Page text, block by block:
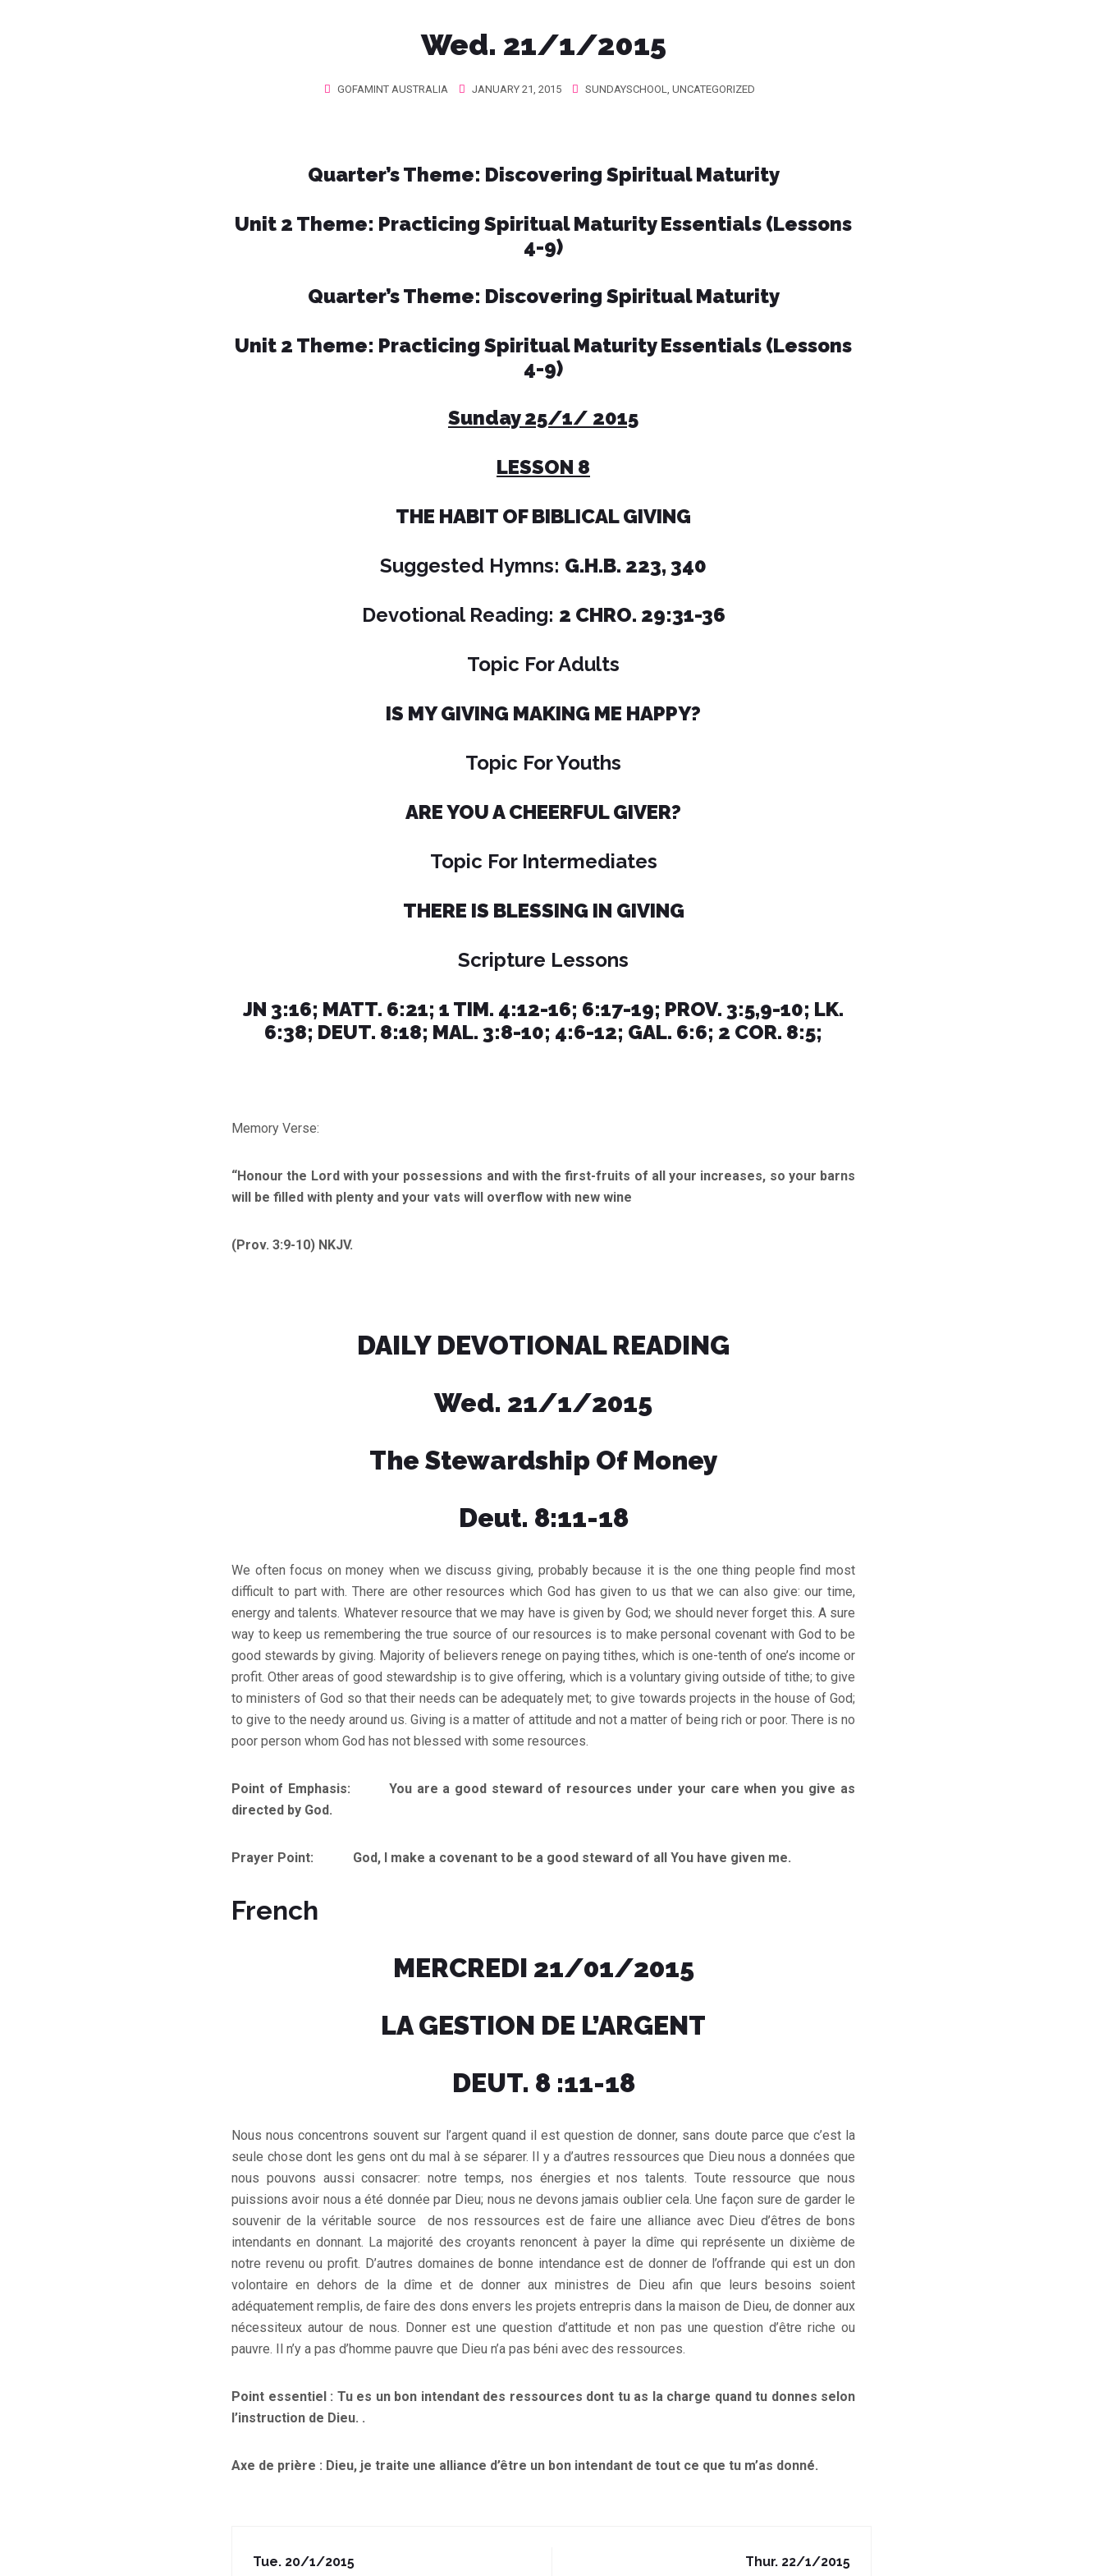
Wed. 21/1/2015
GOFAMINT AUSTRALIA JANUARY 21, 2015 SUNDAYSCHOOL, UNCATEGORIZED
Quarter’s Theme: Discovering Spiritual Maturity
Unit 2 Theme: Practicing Spiritual Maturity Essentials (Lessons
4-9)
Quarter’s Theme: Discovering Spiritual Maturity
Unit 2 Theme: Practicing Spiritual Maturity Essentials (Lessons
4-9)
Sunday 25/1/ 2015
LESSON 8
THE HABIT OF BIBLICAL GIVING
Suggested Hymns: G.H.B. 223, 340
Devotional Reading: 2 CHRO. 29:31-36
Topic For Adults
IS MY GIVING MAKING ME HAPPY?
Topic For Youths
ARE YOU A CHEERFUL GIVER?
Topic For Intermediates
THERE IS BLESSING IN GIVING
Scripture Lessons
JN 3:16; MATT. 6:21; 1 TIM. 4:12-16; 6:17-19; PROV. 3:5,9-10; LK.
6:38; DEUT. 8:18; MAL. 3:8-10; 4:6-12; GAL. 6:6; 2 COR. 8:5;
Memory Verse:
“Honour the Lord with your possessions and with the first-fruits of all your increases, so your barns
will be filled with plenty and your vats will overflow with new wine
(Prov. 3:9-10) NKJV.
DAILY DEVOTIONAL READING
Wed. 21/1/2015
The Stewardship Of Money
Deut. 8:11-18
We often focus on money when we discuss giving, probably because it is the one thing people find most
difficult to part with. There are other resources which God has given to us that we can also give: our time,
energy and talents. Whatever resource that we may have is given by God; we should never forget this. A sure
way to keep us remembering the true source of our resources is to make personal covenant with God to be
good stewards by giving. Majority of believers renege on paying tithes, which is one-tenth of one’s income or
profit. Other areas of good stewardship is to give offering, which is a voluntary giving outside of tithe; to give
to ministers of God so that their needs can be adequately met; to give towards projects in the house of God;
to give to the needy around us. Giving is a matter of attitude and not a matter of being rich or poor. There is no
poor person whom God has not blessed with some resources.
Point of Emphasis: You are a good steward of resources under your care when you give as
directed by God.
Prayer Point: God, I make a covenant to be a good steward of all You have given me.
French
MERCREDI 21/01/2015
LA GESTION DE L’ARGENT
DEUT. 8 :11-18
Nous nous concentrons souvent sur l’argent quand il est question de donner, sans doute parce que c’est la
seule chose dont les gens ont du mal à se séparer. Il y a d’autres ressources que Dieu nous a données que
nous pouvons aussi consacrer: notre temps, nos énergies et nos talents. Toute ressource que nous
puissions avoir nous a été donnée par Dieu; nous ne devons jamais oublier cela. Une façon sure de garder le
souvenir de la véritable source de nos ressources est de faire une alliance avec Dieu d’êtres de bons
intendants en donnant. La majorité des croyants renoncent à payer la dîme qui représente un dixième de
notre revenu ou profit. D’autres domaines de bonne intendance est de donner de l’offrande qui est un don
volontaire en dehors de la dîme et de donner aux ministres de Dieu afin que leurs besoins soient
adéquatement remplis, de faire des dons envers les projets entrepris dans la maison de Dieu, de donner aux
nécessiteux autour de nous. Donner est une question d’attitude et non pas une question d’être riche ou
pauvre. Il n’y a pas d’homme pauvre que Dieu n’a pas béni avec des ressources.
Point essentiel : Tu es un bon intendant des ressources dont tu as la charge quand tu donnes selon
l’instruction de Dieu. .
Axe de prière : Dieu, je traite une alliance d’être un bon intendant de tout ce que tu m’as donné.
Tue. 20/1/2015 Thur. 22/1/2015